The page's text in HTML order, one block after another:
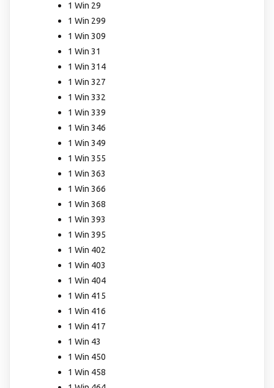
1 Win 29
1 Win 299
1 Win 309
1 Win 31
1 Win 314
1 Win 327
1 Win 332
1 Win 339
1 Win 346
1 Win 349
1 Win 355
1 Win 363
1 Win 366
1 Win 368
1 Win 393
1 Win 395
1 Win 402
1 Win 403
1 Win 404
1 Win 415
1 Win 416
1 Win 417
1 Win 43
1 Win 450
1 Win 458